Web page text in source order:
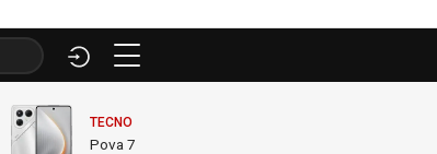
TECNO
Pova 7